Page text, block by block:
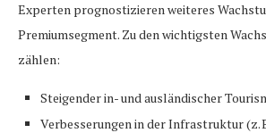
Experten prognostizieren weiteres
Premiumsegment. Zu den wichtigsten
zählen:
Steigender in- und ausländischer
Verbesserungen in der Infrastruktur (z.